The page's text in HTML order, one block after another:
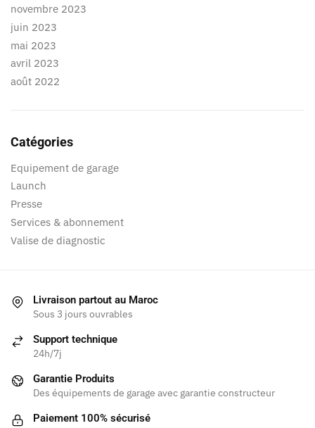
novembre 2023
juin 2023
mai 2023
avril 2023
août 2022
Catégories
Equipement de garage
Launch
Presse
Services & abonnement
Valise de diagnostic
Livraison partout au Maroc
Sous 3 jours ouvrables
Support technique
24h/7j
Garantie Produits
Des équipements de garage avec garantie constructeur
Paiement 100% sécurisé